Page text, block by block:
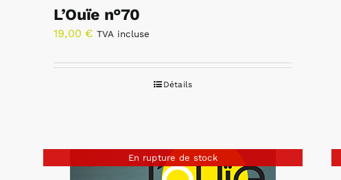
L’Ouïe n°70
19,00 € TVA incluse
Détails
En rupture de stock